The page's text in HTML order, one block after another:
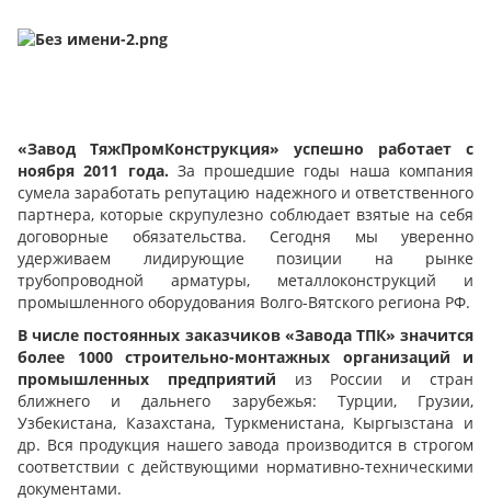
«Завод ТяжПромКонструкция» успешно работает с
ноября 2011 года. За прошедшие годы наша компания
сумела заработать репутацию надежного и ответственного
партнера, которые скрупулезно соблюдает взятые на себя
договорные обязательства. Сегодня мы уверенно
удерживаем лидирующие позиции на рынке
трубопроводной арматуры, металлоконструкций и
промышленного оборудования Волго-Вятского региона РФ.
В числе постоянных заказчиков «Завода ТПК» значится
более 1000 строительно-монтажных организаций и
промышленных предприятий из России и стран
ближнего и дальнего зарубежья: Турции, Грузии,
Узбекистана, Казахстана, Туркменистана, Кыргызстана и
др. Вся продукция нашего завода производится в строгом
соответствии с действующими нормативно-техническими
документами.